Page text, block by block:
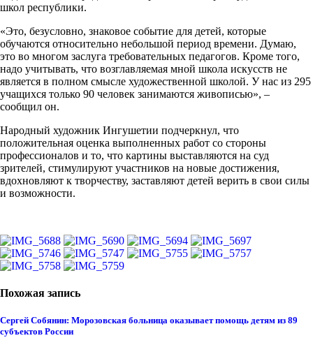
школ республики.
«Это, безусловно, знаковое событие для детей, которые
обучаются относительно небольшой период времени. Думаю,
это во многом заслуга требовательных педагогов. Кроме того,
надо учитывать, что возглавляемая мной школа искусств не
является в полном смысле художественной школой. У нас из 295
учащихся только 90 человек занимаются живописью», –
сообщил он.
Народный художник Ингушетии подчеркнул, что
положительная оценка выполненных работ со стороны
профессионалов и то, что картины выставляются на суд
зрителей, стимулируют участников на новые достижения,
вдохновляют к творчеству, заставляют детей верить в свои силы
и возможности.
Похожая запись
Сергей Собянин: Морозовская больница оказывает помощь детям из 89
субъектов России